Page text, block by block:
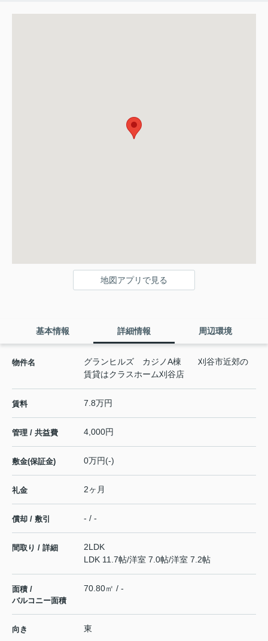
地図アプリで見る
基本情報 詳細情報 周辺環境
物件名
グランヒルズ カジノA棟 刈谷市近郊の
賃貸はクラスホーム刈谷店
賃料 7.8万円
管理 / 共益費 4,000円
敷金(保証金) 0万円(-)
礼金 2ヶ月
償却 / 敷引 - / -
間取り / 詳細
2LDK
LDK 11.7帖/洋室 7.0帖/洋室 7.2帖
面積 /
バルコニー面積
70.80㎡ / -
向き 東